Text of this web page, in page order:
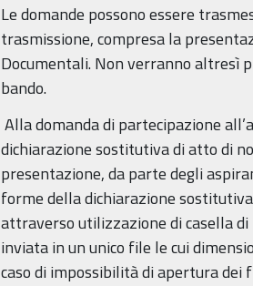
Le domande possono essere
trasmissione, compresa la
Documentali. Non verranno altresì
bando.
Alla domanda di partecipazione
dichiarazione sostitutiva di atto di
presentazione, da parte degli
forme della dichiarazione
attraverso utilizzazione di casella
inviata in un unico file le cui
caso di impossibilità di apertura dei